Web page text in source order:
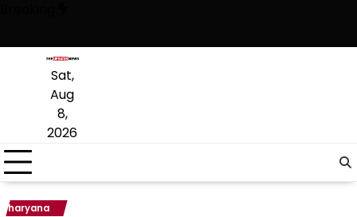
content
Sat,
Aug
8,
2026
haryana